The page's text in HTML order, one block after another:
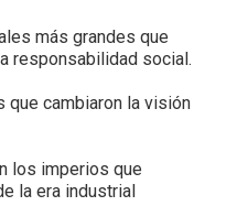
más grandes que
responsabilidad social.
que cambiaron la visión
los imperios que
la era industrial